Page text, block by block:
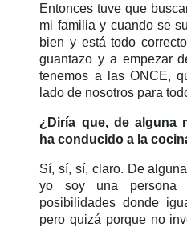
Entonces tuve que
mi familia y cuando se
bien y está todo
guantazo y a empezar
tenemos a las ONCE,
lado de nosotros para
¿Diría que, de alguna
ha conducido a la
Sí, sí, sí, claro. De
yo soy una persona
posibilidades donde
pero quizá porque no